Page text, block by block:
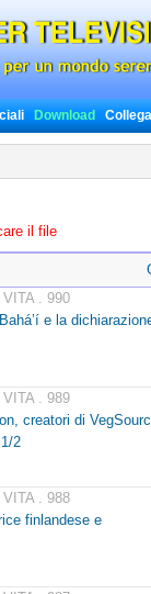
Download
il file
. 990
e la
. 989
creatori di
2
. 988
finlandese e